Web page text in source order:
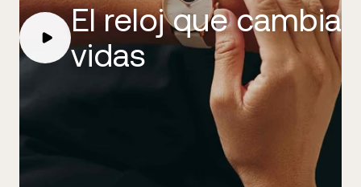
El reloj que cambia
vidas